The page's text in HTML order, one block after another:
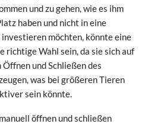
und zu gehen, wie es ihm
haben und nicht in eine
möchten, könnte eine
richtige Wahl sein, da sie sich auf
und Schließen des
was bei größeren Tieren
sein könnte.
öffnen und schließen